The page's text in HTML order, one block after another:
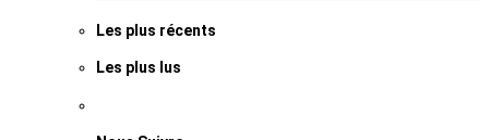
Les plus récents
Les plus lus